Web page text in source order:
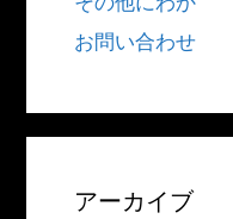
お問い合わせ
アーカイブ